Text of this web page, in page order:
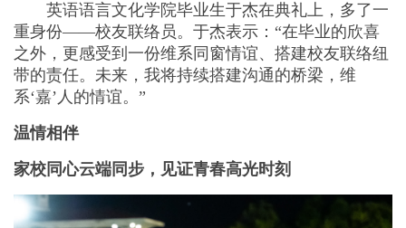
英语语言文化学院毕业生于杰在典礼上，多了一
重身份——校友联络员。于杰表示：“在毕业的欣喜
之外，更感受到一份维系同窗情谊、搭建校友联络纽
带的责任。未来，我将持续搭建沟通的桥梁，维
系‘嘉’人的情谊。”
温情相伴
家校同心云端同步，见证青春高光时刻